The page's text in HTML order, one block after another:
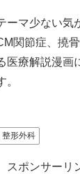
ーマ少ない気
関節症、撓
医療解説漫画
整形外科
スポンサーリ